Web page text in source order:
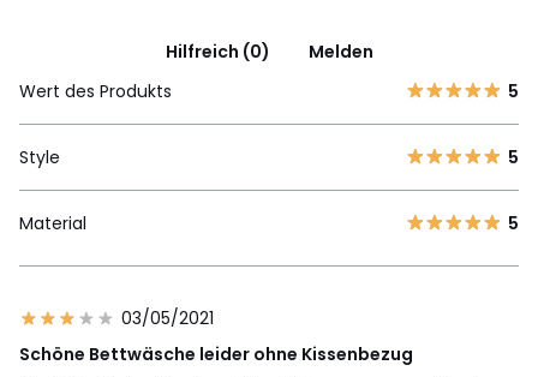
Hilfreich (0)
Melden
Wert des Produkts
5
Style 5
Material 5
03/05/2021
Schöne Bettwäsche leider ohne Kissenbezug